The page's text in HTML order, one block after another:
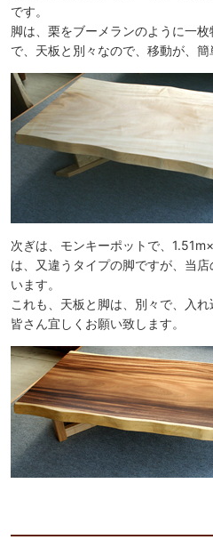
です。
脚は、栗をブーメランのように一
で、天板と別々なので、移動が、簡
次ぎは、モンキーポットで、
は、又違うタイプの脚ですが、当
います。
これも、天板と脚は、別々で、入れ
皆さん宜しくお願い致します。